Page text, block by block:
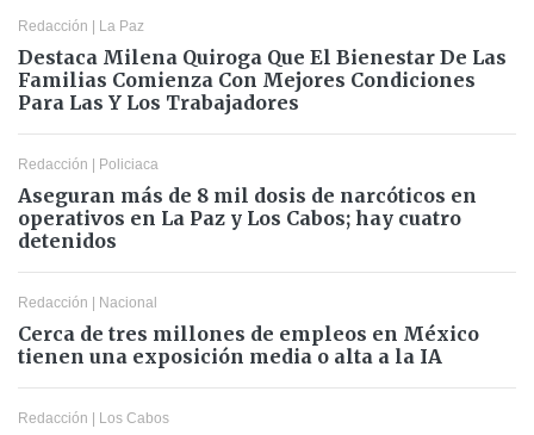
Redacción | La Paz
Destaca Milena Quiroga Que El Bienestar De Las
Familias Comienza Con Mejores Condiciones
Para Las Y Los Trabajadores
Redacción | Policiaca
Aseguran más de 8 mil dosis de narcóticos en
operativos en La Paz y Los Cabos; hay cuatro
detenidos
Redacción | Nacional
Cerca de tres millones de empleos en México
tienen una exposición media o alta a la IA
Redacción | Los Cabos